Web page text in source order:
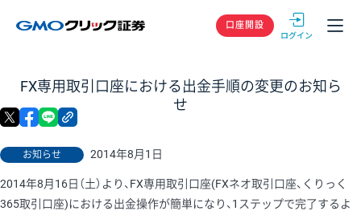
GMOクリック
口座開設
FX専用取引口座における出金手順の変更のお知ら
せ
お知らせ 2014年8月1日
X facebook
2014年8月16日（土）より、FX専用取引口座(FXネオ取引口座、くりっく
365取引口座)における出金操作が簡単になり、1ステップで完了するよ